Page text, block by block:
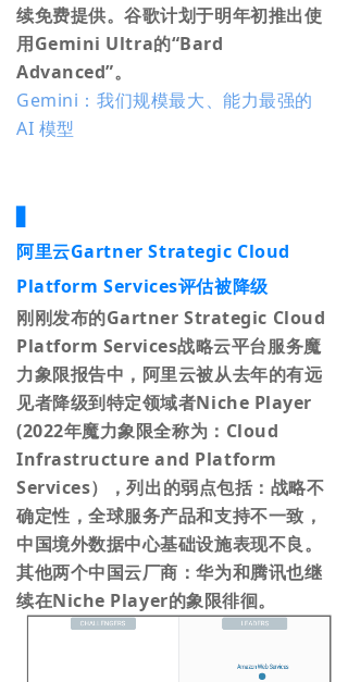
续免费提供。谷歌计划于明年初推出使
用Gemini Ultra的“Bard
Advanced”。
Gemini：我们规模最大、能力最强的
AI 模型
阿里云Gartner Strategic Cloud
Platform Services评估被降级
刚刚发布的Gartner Strategic Cloud
Platform Services战略云平台服务魔
力象限报告中，阿里云被从去年的有远
见者降级到特定领域者Niche Player
(2022年魔力象限全称为：Cloud
Infrastructure and Platform
Services），列出的弱点包括：战略不
确定性，全球服务产品和支持不一致，
中国境外数据中心基础设施表现不良。
其他两个中国云厂商：华为和腾讯也继
续在Niche Player的象限徘徊。